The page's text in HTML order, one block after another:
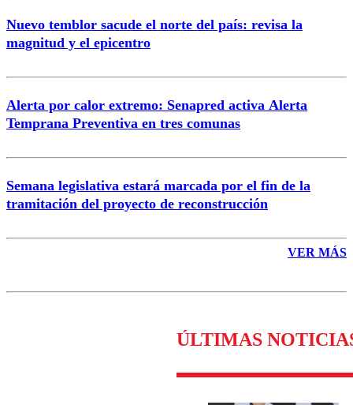
Nuevo temblor sacude el norte del país: revisa la
magnitud y el epicentro
Alerta por calor extremo: Senapred activa Alerta
Temprana Preventiva en tres comunas
Semana legislativa estará marcada por el fin de la
tramitación del proyecto de reconstrucción
VER MÁS
ÚLTIMAS